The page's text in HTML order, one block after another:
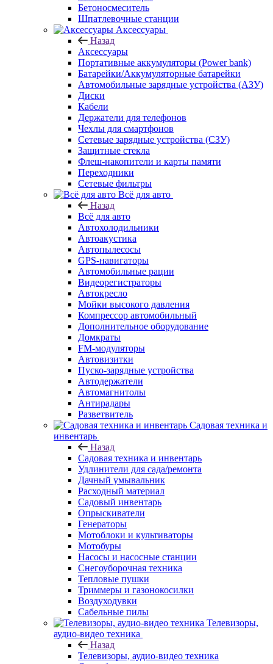
Бетоносмеситель
Шпатлевочные станции
Аксессуары
Назад
Аксессуары
Портативные аккумуляторы (Power bank)
Батарейки/Аккумуляторные батарейки
Автомобильные зарядные устройства (АЗУ)
Диски
Кабели
Держатели для телефонов
Чехлы для смартфонов
Сетевые зарядные устройства (СЗУ)
Защитные стекла
Флеш-накопители и карты памяти
Переходники
Сетевые фильтры
Всё для авто
Назад
Всё для авто
Автохолодильники
Автоакустика
Автопылесосы
GPS-навигаторы
Автомобильные рации
Видеорегистраторы
Автокресло
Мойки высокого давления
Компрессор автомобильный
Дополнительное оборудование
Домкраты
FM-модуляторы
Автовизитки
Пуско-зарядные устройства
Автодержатели
Автомагнитолы
Антирадары
Разветвитель
Садовая техника и
инвентарь
Назад
Садовая техника и инвентарь
Удлинители для сада/ремонта
Дачный умывальник
Расходный материал
Садовый инвентарь
Опрыскиватели
Генераторы
Мотоблоки и культиваторы
Мотобуры
Насосы и насосные станции
Снегоуборочная техника
Тепловые пушки
Триммеры и газонокосилки
Воздуходувки
Сабельные пилы
Телевизоры,
аудио-видео техника
Назад
Телевизоры, аудио-видео техника